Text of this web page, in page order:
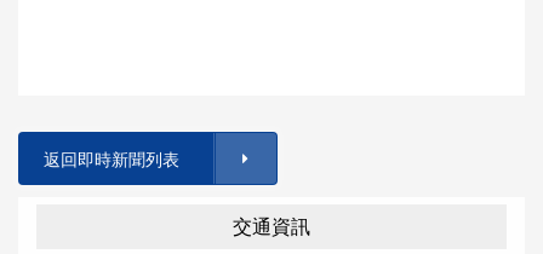
返回即時新聞列表
交通資訊